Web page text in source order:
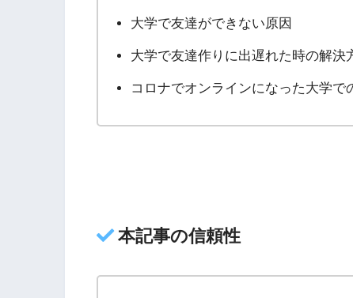
大学で友達ができない原因
大学で友達作りに出遅れた時の解決
コロナでオンラインになった大学で
本記事の信頼性